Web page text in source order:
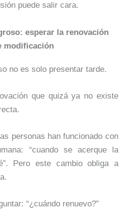
puede salir cara.
esperar la renovación
modificación
no es solo presentar tarde.
que quizá ya no existe
personas han funcionado con
“cuando se acerque la
Pero este cambio obliga a
“¿cuándo renuevo?”